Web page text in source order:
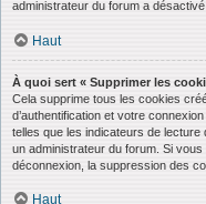
administrateur du forum a désactivé
Haut
À quoi sert « Supprimer les
Cela supprime tous les cookies
d’authentification et votre
telles que les indicateurs de
un administrateur du forum. Si
déconnexion, la suppression des
Haut